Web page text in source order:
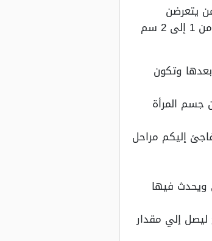
يتعرضن
للمخاض المباشر أي يكون مفاجئ ويكون عنق الرحم ما زال مغلقا، لكن هناك سيدات يظل عنق الرحم مفتوح من 1 إلى 2 سم
10 سم حيث تبدأ الولادة بعدها وتكون
جسم المرأة
إليكم مراحل
ويحدث فيها
ليصل إلي مقدار